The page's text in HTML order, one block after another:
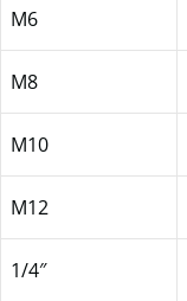
M6
M8
M10
M12
1/4″